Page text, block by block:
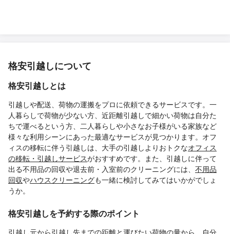
格安引越しについて
格安引越しとは
引越しや配送、荷物の運搬をプロに依頼できるサービスです。一
人暮らしで荷物が少ない方、近距離引越しで細かい荷物は自分た
ちで運べるという方、二人暮らしや小さなお子様がいる家族など
様々な利用シーンにあった最適なサービスが見つかります。オフ
ィスの移転に伴う引越しは、大手の引越しよりおトクなオフィス
の移転・引越しサービスがおすすめです。また、引越しに伴って
出る不用品の回収や退去前・入室前のクリーニングには、 不用品
回収やハウスクリーニングも一緒に検討してみてはいかがでしょ
うか。
格安引越しを予約する際のポイント